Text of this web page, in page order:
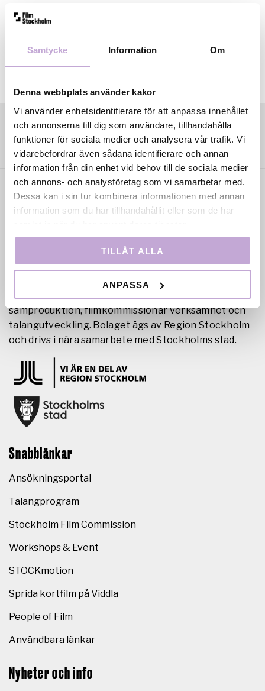
Samtycke Information Om
Denna webbplats använder kakor
Vi använder enhetsidentifierare för att anpassa innehållet
och annonserna till dig som användare, tillhandahålla
funktioner för sociala medier och analysera vår trafik. Vi
vidarebefordrar även sådana identifierare och annan
information från din enhet vid behov till de sociala medier
och annons- och analysföretag som vi samarbetar med.
Dessa kan i sin tur kombinera informationen med annan
information som du har tillhandahållit eller som de har
samlat in när du har använt deras tjänster.
TILLÅT ALLA
ANPASSA
Film Stockholm AB är en regional filmfond med
uppdrag att skapa förutsättningar för film- och tv-
produktion i huvudstadsregionen genom
samproduktion, filmkommissionär verksamhet och
talangutveckling. Bolaget ägs av Region Stockholm
och drivs i nära samarbete med Stockholms stad.
Snabblänkar
Ansökningsportal
Talangprogram
Stockholm Film Commission
Workshops & Event
STOCKmotion
Sprida kortfilm på Viddla
People of Film
Användbara länkar
Nyheter och info